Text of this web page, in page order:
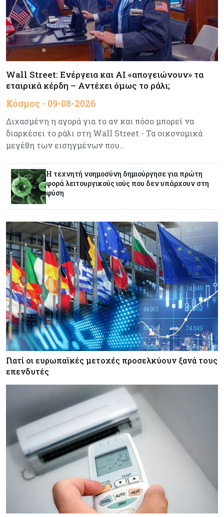
Κύπρο
Τουρισμός 09-08-2026
Στη σκανδιναβική αγορά ποντάρει η Κύπρος για
Ενέργεια: Στερεύουν τα αποθέματα της
Ευρώπης - Τι θα γίνει τον χειμώνα
Ενέργεια
Η χώρα με τα περισσότερα φωτοβολταϊκά στις
στέγες διευρύνει την επιδότησή τους
επίκεντρο η επίμονη ακρίβεια
Κόσμος 08-08-2026
Ορμούζ: Πάνω από $510.000 την ημέρα για ένα
VLCC – Η αγορά πληρώνει πλέον τον κίνδυνο
και όχι τα μίλια
Κόσμος 08-08-2026
Αγορές ακινήτων: Οι 10 πιο ακριβές ευρωπαϊκές
πόλεις για αγορά σπιτιού (πίνακας)
Κόσμος
Οι πυρκαγιές κατακαίνε την Ευρώπη, αλλά οι
ζημιές δεν είναι ασφαλισμένες
Κόσμος
Γιατί οι κεντρικές τράπεζες αφήνουν τις αγορές
να «παίξουν μπάλα»
Wall Street: Ενέργεια και AI «απογειώνουν» τα
εταιρικά κέρδη – Αντέχει όμως το ράλι;
Κόσμος - 09-08-2026
Διχασμένη η αγορά για το αν και πόσο μπορεί να
διαρκέσει το ράλι στη Wall Street - Τα οικονομικά
μεγέθη των εισηγμένων που…
Η τεχνητή νοημοσύνη δημιούργησε για πρώτη
φορά λειτουργικούς ιούς που δεν υπάρχουν στη
φύση
Γιατί οι ευρωπαϊκές μετοχές προσελκύουν ξανά τους
επενδυτές